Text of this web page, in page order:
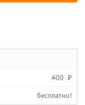
400 ₽
бесплатно!